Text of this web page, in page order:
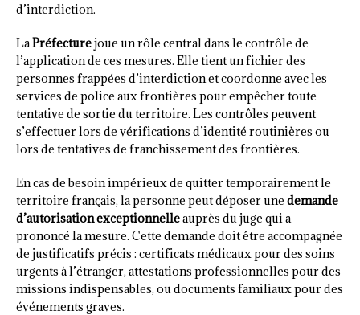
d’interdiction.
LaPréfecturejoue un rôle central dans le contrôle de
l’application de ces mesures. Elle tient un fichier des
personnes frappées d’interdiction et coordonne avec les
services de police aux frontières pour empêcher toute
tentative de sortie du territoire. Les contrôles peuvent
s’effectuer lors de vérifications d’identité routinières ou
lors de tentatives de franchissement des frontières.
En cas de besoin impérieux de quitter temporairement le
territoire français, la personne peut déposer une demande
d’autorisation exceptionnelleauprès du juge qui a
prononcé la mesure. Cette demande doit être accompagnée
de justificatifs précis : certificats médicaux pour des soins
urgents à l’étranger, attestations professionnelles pour des
missions indispensables, ou documents familiaux pour des
événements graves.